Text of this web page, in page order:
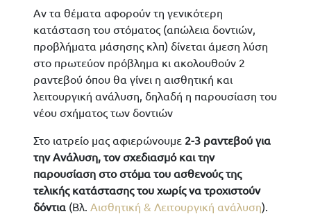
Αν τα θέματα αφορούν τη γενικότερη
κατάσταση του στόματος (απώλεια δοντιών,
προβλήματα μάσησης κλπ) δίνεται άμεση λύση
στο πρωτεύον πρόβλημα κι ακολουθούν 2
ραντεβού όπου θα γίνει η αισθητική και
λειτουργική ανάλυση, δηλαδή η παρουσίαση του
νέου σχήματος των δοντιών
Στο ιατρείο μας αφιερώνουμε 2-3 ραντεβού για
την Ανάλυση, τον σχεδιασμό και την
παρουσίαση στο στόμα του ασθενούς της
τελικής κατάστασης του χωρίς να τροχιστούν
δόντια (Βλ. Αισθητική & Λειτουργική ανάλυση).